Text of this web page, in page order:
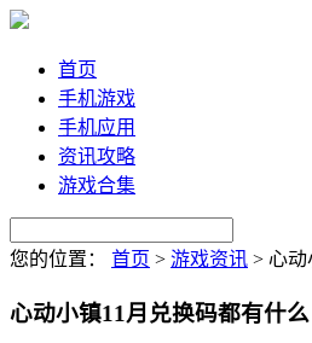
首页
手机游戏
手机应用
资讯攻略
游戏合集
您的位置： 首页 > 游戏资讯 > 心动
心动小镇11月兑换码都有什